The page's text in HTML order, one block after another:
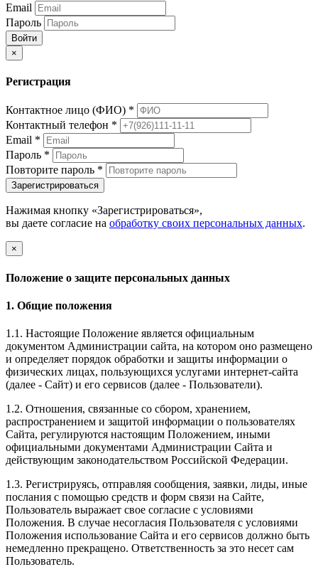
Email
Пароль
Войти
×
Регистрация
Контактное лицо (ФИО) *
Контактный телефон *
Email *
Пароль *
Повторите пароль *
Зарегистрироваться
Нажимая кнопку «Зарегистрироваться»,
вы даете согласие на обработку своих персональных данных.
×
Положение о защите персональных данных
1. Общие положения
1.1. Настоящие Положение является официальным
документом Администрации сайта, на котором оно размещено
и определяет порядок обработки и защиты информации о
физических лицах, пользующихся услугами интернет-сайта
(далее - Сайт) и его сервисов (далее - Пользователи).
1.2. Отношения, связанные со сбором, хранением,
распространением и защитой информации о пользователях
Сайта, регулируются настоящим Положением, иными
официальными документами Администрации Сайта и
действующим законодательством Российской Федерации.
1.3. Регистрируясь, отправляя сообщения, заявки, лиды, иные
послания с помощью средств и форм связи на Сайте,
Пользователь выражает свое согласие с условиями
Положения. В случае несогласия Пользователя с условиями
Положения использование Сайта и его сервисов должно быть
немедленно прекращено. Ответственность за это несет сам
Пользователь.